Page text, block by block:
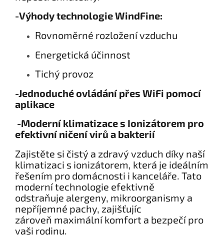
-Výhody technologie WindFine:
Rovnoměrné rozložení vzduchu
Energetická účinnost
Tichý provoz
-Jednoduché ovládání přes WiFi pomocí
aplikace
-Moderní klimatizace s Ionizátorem pro
efektivní ničení virů a bakterií
Zajistěte si čistý a zdravý vzduch díky naší
klimatizaci s ionizátorem, která je ideálním
řešením pro domácnosti i kanceláře. Tato
moderní technologie efektivně
odstraňuje alergeny, mikroorganismy a
nepříjemné pachy, zajišťujíc
zároveň maximální komfort a bezpečí pro
vaši rodinu.